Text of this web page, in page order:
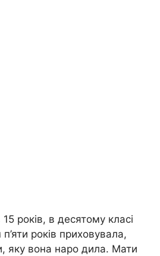
років, в десятому класі
років приховувала,
яку вона наро дила. Мати